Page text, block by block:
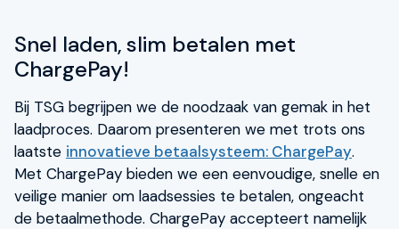
Snel laden, slim betalen met
ChargePay!
Bij TSG begrijpen we de noodzaak van gemak in het
laadproces. Daarom presenteren we met trots ons
laatste innovatieve betaalsysteem: ChargePay.
Met ChargePay bieden we een eenvoudige, snelle en
veilige manier om laadsessies te betalen, ongeacht
de betaalmethode. ChargePay accepteert namelijk